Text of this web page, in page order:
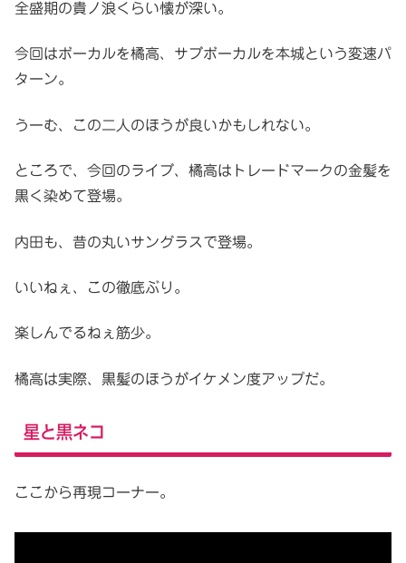
全盛期の貴ノ浪くらい懐が深い。
今回はボーカルを橘高、サブボーカルを本城という変速パ
ターン。
うーむ、この二人のほうが良いかもしれない。
ところで、今回のライブ、橘高はトレードマークの金髪を
黒く染めて登場。
内田も、昔の丸いサングラスで登場。
いいねぇ、この徹底ぶり。
楽しんでるねぇ筋少。
橘高は実際、黒髪のほうがイケメン度アップだ。
星と黒ネコ
ここから再現コーナー。